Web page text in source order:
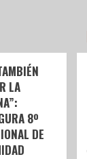
LA
8º
DE